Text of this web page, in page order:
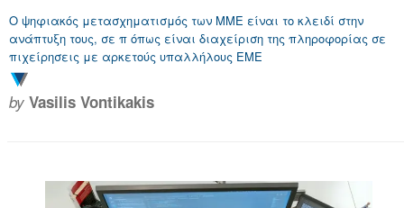
Ο ψηφιακός μετασχηματισμός των ΜΜΕ είναι το κλειδί στην
ανάπτυξη τους, σε π όπως είναι διαχείριση της πληροφορίας σε
πιχείρησεις με αρκετούς υπαλλήλους ΕΜΕ
by Vasilis Vontikakis